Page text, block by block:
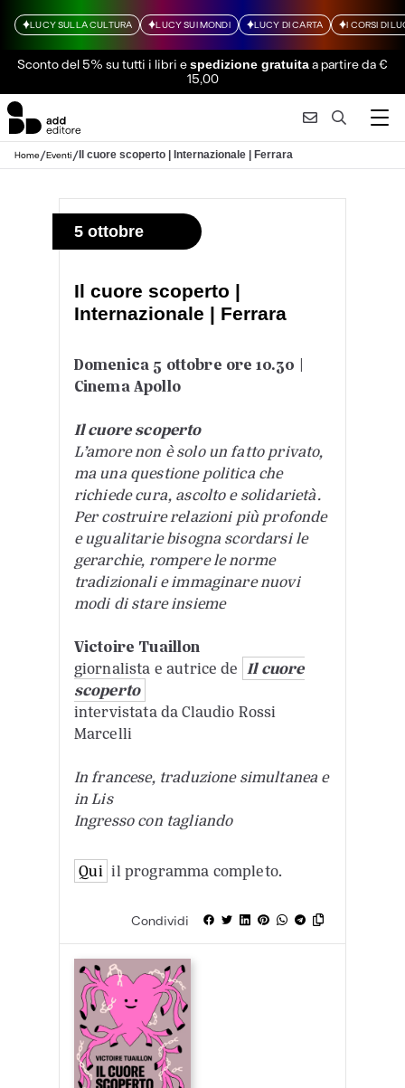
LUCY SULLA CULTURA LUCY SUI MONDI LUCY DI CARTA I CORSI DI
Sconto del 5% su tutti i libri espedizione gratuitaa partire da €
15,00
Home/Eventi/ Il cuore scoperto | Internazionale | Ferrara
5 ottobre
Il cuore scoperto |
Internazionale | Ferrara
Domenica 5 ottobre ore 10.30 |
Cinema Apollo
Il cuore scoperto
L’amore non è solo un fatto privato,
ma una questione politica che
richiede cura, ascolto e solidarietà.
Per costruire relazioni più profonde
e ugualitarie bisogna scordarsi le
gerarchie, rompere le norme
tradizionali e immaginare nuovi
modi di stare insieme
Victoire Tuaillon
giornalista e autrice de Il cuore
scoperto
intervistata da Claudio Rossi
Marcelli
In francese, traduzione simultanea e
in Lis
Ingresso con tagliando
Qui il programma completo.
Condividi